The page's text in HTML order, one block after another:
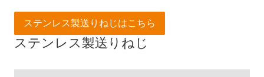
ステンレス製送りねじ
ステンレス製送りねじはこちら